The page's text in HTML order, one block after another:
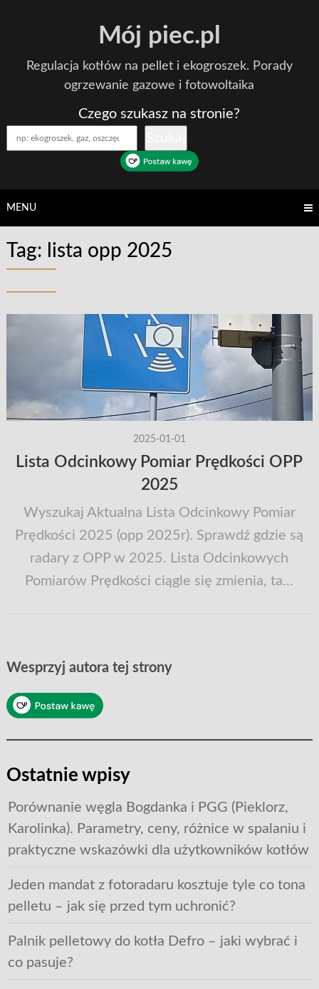
Mój piec.pl
Regulacja kotłów na pellet i ekogroszek. Porady
ogrzewanie gazowe i fotowoltaika
Czego szukasz na stronie?
MENU
Tag: lista opp 2025
2025-01-01
Lista Odcinkowy Pomiar Prędkości OPP
2025
Wyszukaj Aktualna Lista Odcinkowy Pomiar
Prędkości 2025 (opp 2025r). Sprawdź gdzie są
radary z OPP w 2025. Lista Odcinkowych
Pomiarów Prędkości ciągle się zmienia, ta...
Wesprzyj autora tej strony
Ostatnie wpisy
Porównanie węgla Bogdanka i PGG (Pieklorz,
Karolinka). Parametry, ceny, różnice w spalaniu i
praktyczne wskazówki dla użytkowników kotłów
Jeden mandat z fotoradaru kosztuje tyle co tona
pelletu – jak się przed tym uchronić?
Palnik pelletowy do kotła Defro – jaki wybrać i
co pasuje?